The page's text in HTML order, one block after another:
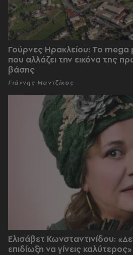
Γούρνες Ηρακλείου: To
που αλλάζει την εικόνα της
βάσης
Γιάννης Μαντζίκος
Ελισάβετ Κωνσταντινίδου:
επιδίωξη να γίνεις καλύτερος»